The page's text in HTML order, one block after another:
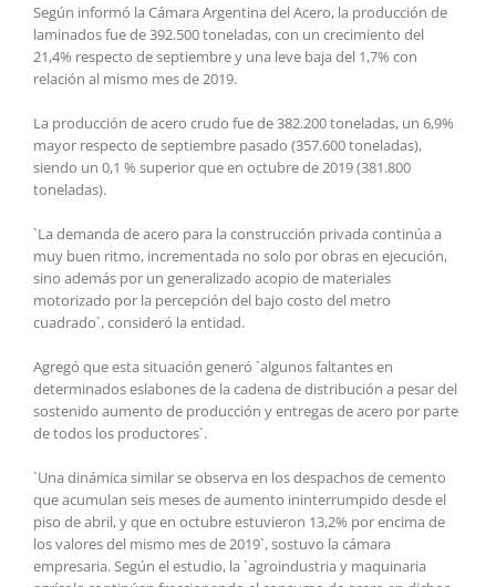
Según informó la Cámara Argentina del Acero, la producción de
laminados fue de 392.500 toneladas, con un crecimiento del
21,4% respecto de septiembre y una leve baja del 1,7% con
relación al mismo mes de 2019.
La producción de acero crudo fue de 382.200 toneladas, un 6,9%
mayor respecto de septiembre pasado (357.600 toneladas),
siendo un 0,1 % superior que en octubre de 2019 (381.800
toneladas).
`La demanda de acero para la construcción privada continúa a
muy buen ritmo, incrementada no solo por obras en ejecución,
sino además por un generalizado acopio de materiales
motorizado por la percepción del bajo costo del metro
cuadrado`, consideró la entidad.
Agregó que esta situación generó `algunos faltantes en
determinados eslabones de la cadena de distribución a pesar del
sostenido aumento de producción y entregas de acero por parte
de todos los productores`.
`Una dinámica similar se observa en los despachos de cemento
que acumulan seis meses de aumento ininterrumpido desde el
piso de abril, y que en octubre estuvieron 13,2% por encima de
los valores del mismo mes de 2019`, sostuvo la cámara
empresaria. Según el estudio, la `agroindustria y maquinaria